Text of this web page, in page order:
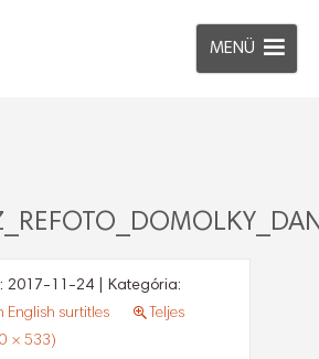
MENÜ
2017-11-24 | Kategória:
English surtitles
Teljes
× 533)